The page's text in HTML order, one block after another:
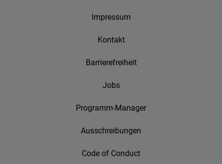
Impressum
Kontakt
Barrierefreiheit
Jobs
Programm-Manager
Ausschreibungen
Code of Conduct